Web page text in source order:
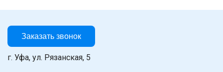
Заказать звонок
г. Уфа, ул. Рязанская, 5